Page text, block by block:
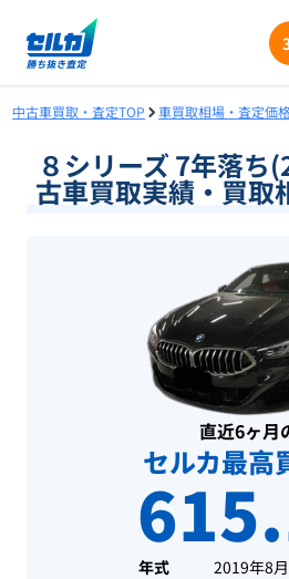
中古車買取・査定TOP 車買取相場・査定価
８シリーズ 7年落ち
古車買取実績・買取
直近6ヶ月
セルカ最高
年式 2019年8月